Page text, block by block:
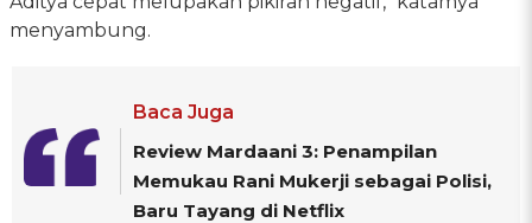
menyambung.
Baca Juga
Review Mardaani 3: Penampilan
Memukau Rani Mukerji sebagai Polisi,
Baru Tayang di Netflix